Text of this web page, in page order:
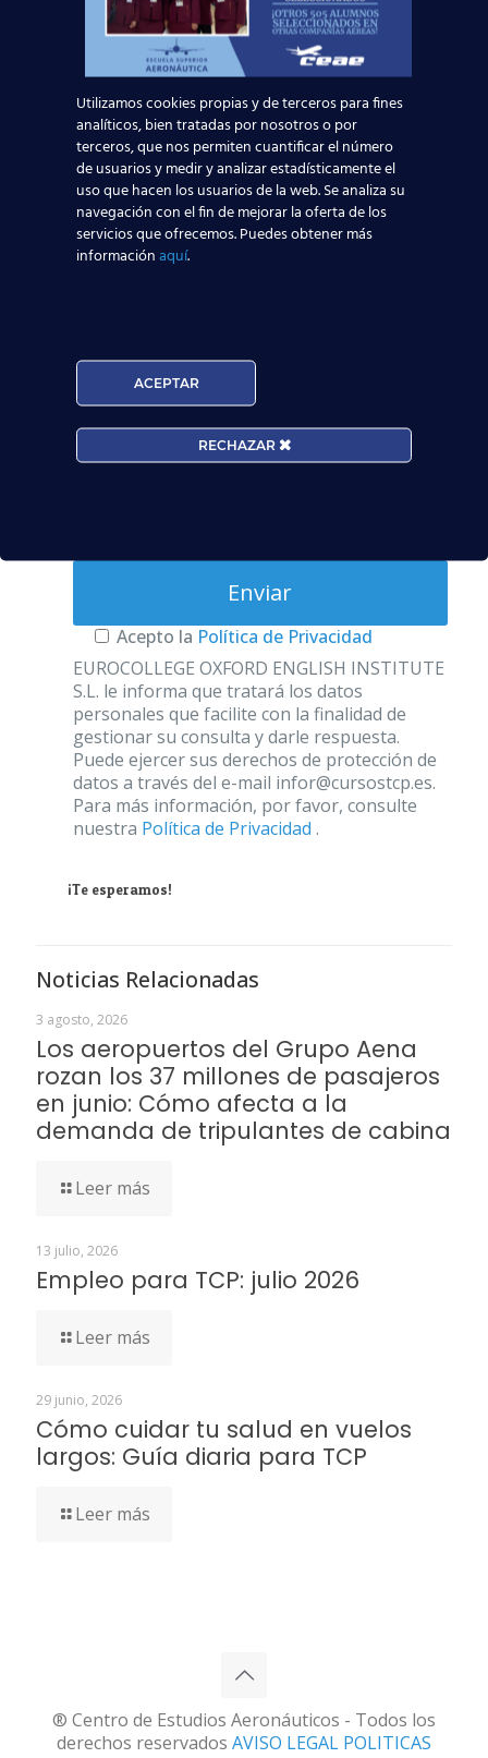
¿Quieres saber más sobre cómo conseguir
título oficial TCP
? Acude a tu centro más
cercano, o pídenos información sin compromiso a
través de nuestro formulario:
Solicita información
Nombre*
Email*
Edad*:
Acepto la Política de Privacidad
EUROCOLLEGE OXFORD ENGLISH INSTITUTE
S.L. le informa que tratará los datos
personales que facilite con la finalidad de
gestionar su consulta y darle respuesta.
Puede ejercer sus derechos de protección de
datos a través del e-mail infor@cursostcp.es.
Para más información, por favor, consulte
nuestra Política de Privacidad .
¡Te esperamos!
Noticias Relacionadas
3 agosto, 2026
Los aeropuertos del Grupo Aena
rozan los 37 millones de pasajeros
en junio: Cómo afecta a la
demanda de tripulantes de cabina
Leer más
13 julio, 2026
Empleo para TCP: julio 2026
Leer más
29 junio, 2026
Cómo cuidar tu salud en vuelos
largos: Guía diaria para TCP
Leer más
® Centro de Estudios Aeronáuticos - Todos los
derechos reservados AVISO LEGAL POLITICAS
Utilizamos cookies propias y de terceros para fines
analíticos, bien tratadas por nosotros o por
terceros, que nos permiten cuantificar el número
de usuarios y medir y analizar estadísticamente el
uso que hacen los usuarios de la web. Se analiza su
navegación con el fin de mejorar la oferta de los
servicios que ofrecemos. Puedes obtener más
informaciónaquí.
ACEPTAR
RECHAZAR